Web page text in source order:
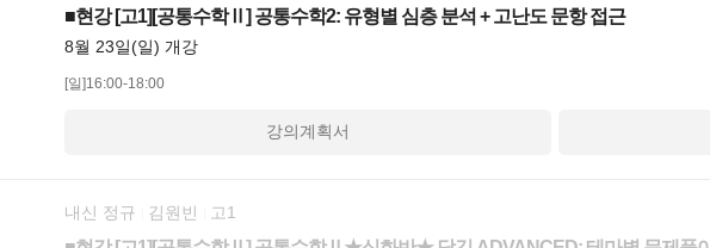
■현강 [고1][공통수학Ⅱ] 공통수학2: 유형별 심층 분석 + 고난도 문항 접근
8월 23일(일) 개강
[일]16:00-18:00
강의계획서
내신 정규 김원빈 고1